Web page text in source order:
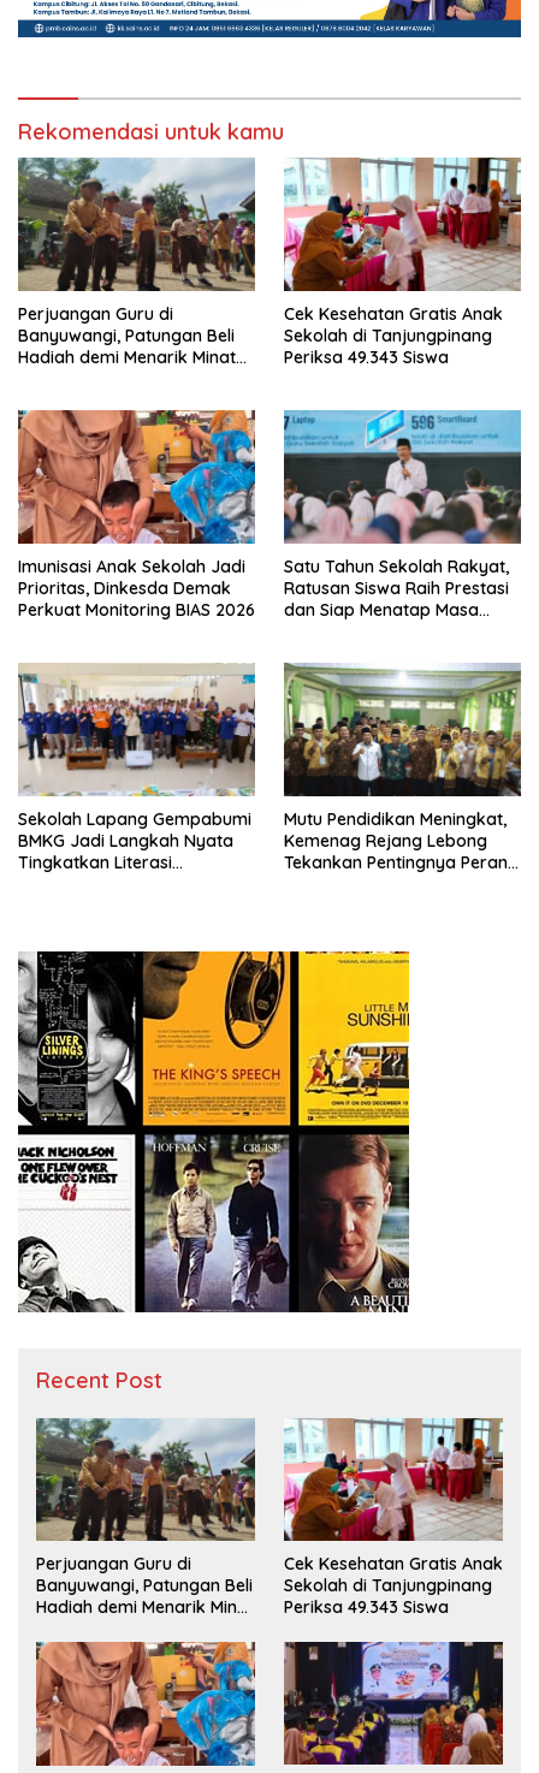
Rekomendasi untuk kamu
Perjuangan Guru di
Banyuwangi, Patungan Beli
Hadiah demi Menarik Minat
Cek Kesehatan Gratis Anak
Sekolah di Tanjungpinang
Periksa 49.343 Siswa
Imunisasi Anak Sekolah Jadi
Prioritas, Dinkesda Demak
Perkuat Monitoring BIAS 2026
Satu Tahun Sekolah Rakyat,
Ratusan Siswa Raih Prestasi
dan Siap Menatap Masa
Sekolah Lapang Gempabumi
BMKG Jadi Langkah Nyata
Tingkatkan Literasi
Mutu Pendidikan Meningkat,
Kemenag Rejang Lebong
Tekankan Pentingnya Peran
Recent Post
Perjuangan Guru di
Banyuwangi, Patungan Beli
Hadiah demi Menarik Minat
Cek Kesehatan Gratis Anak
Sekolah di Tanjungpinang
Periksa 49.343 Siswa